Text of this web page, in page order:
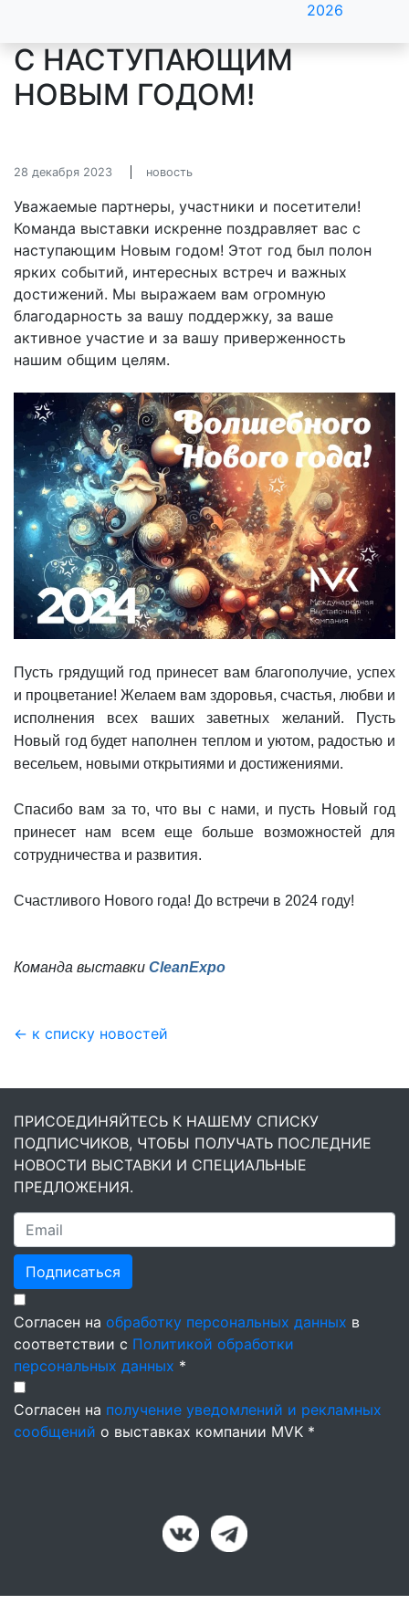
2026
C НАСТУПАЮЩИМ
НОВЫМ ГОДОМ!
28 декабря 2023 новость
Уважаемые партнеры, участники и посетители!
Команда выставки искренне поздравляет вас с
наступающим Новым годом! Этот год был полон
ярких событий, интересных встреч и важных
достижений. Мы выражаем вам огромную
благодарность за вашу поддержку, за ваше
активное участие и за вашу приверженность
нашим общим целям.
Пусть грядущий год принесет вам благополучие, успех
и процветание! Желаем вам здоровья, счастья, любви и
исполнения всех ваших заветных желаний. Пусть
Новый год будет наполнен теплом и уютом, радостью и
весельем, новыми открытиями и достижениями.
Спасибо вам за то, что вы с нами, и пусть Новый год
принесет нам всем еще больше возможностей для
сотрудничества и развития.
Счастливого Нового года! До встречи в 2024 году!
Команда выставки CleanExpo
← к списку новостей
ПРИСОЕДИНЯЙТЕСЬ К НАШЕМУ СПИСКУ
ПОДПИСЧИКОВ, ЧТОБЫ ПОЛУЧАТЬ ПОСЛЕДНИЕ
НОВОСТИ ВЫСТАВКИ И СПЕЦИАЛЬНЫЕ
ПРЕДЛОЖЕНИЯ.
Подписаться
Согласен на обработку персональных данных в
соответствии с Политикой обработки
персональных данных *
Согласен на получение уведомлений и рекламных
сообщений о выставках компании MVK *